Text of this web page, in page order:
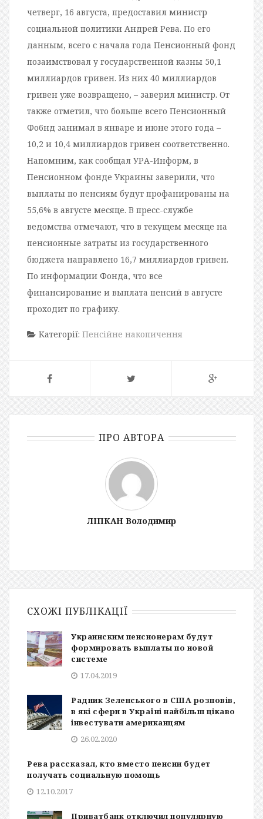
четверг, 16 августа, предоставил министр
социальной политики Андрей Рева. По его
данным, всего с начала года Пенсионный фонд
позаимствовал у государственной казны 50,1
миллиардов гривен. Из них 40 миллиардов
гривен уже возвращено, – заверил министр. От
также отметил, что больше всего Пенсионный
Фо6нд занимал в январе и июне этого года –
10,2 и 10,4 миллиардов гривен соответственно.
Напомним, как сообщал УРА-Информ, в
Пенсионном фонде Украины заверили, что
выплаты по пенсиям будут профанированы на
55,6% в августе месяце. В пресс-службе
ведомства отмечают, что в текущем месяце на
пенсионные затраты из государственного
бюджета направлено 16,7 миллиардов гривен.
По информации Фонда, что все
финансирование и выплата пенсий в августе
проходит по графику.
Категорії: Пенсійне накопичення
ПРО АВТОРА
ЛІПКАН Володимир
СХОЖІ ПУБЛІКАЦІЇ
Украинским пенсионерам будут
формировать выплаты по новой
системе
17.04.2019
Радник Зеленського в США розповів,
в які сфери в Україні найбільш цікаво
інвестувати американцям
26.02.2020
Рева рассказал, кто вместо пенсии будет
получать социальную помощь
12.10.2017
Приватбанк отключил популярную